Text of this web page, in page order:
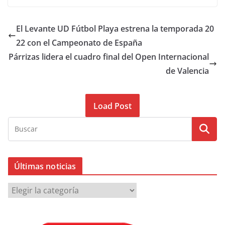
El ​Levante UD Fútbol Playa estrena la temporada 20
22 con el Campeonato de España
Párrizas lidera el cuadro final del Open Internacional
de Valencia
Load Post
Últimas noticias
Ú
l